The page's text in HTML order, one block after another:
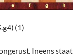
(1)
Ineens staat